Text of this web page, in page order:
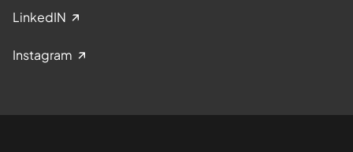
LinkedIN
Instagram